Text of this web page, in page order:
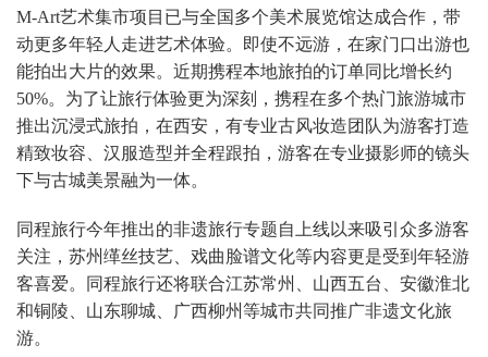
M-Art艺术集市项目已与全国多个美术展览馆达成合作，带
动更多年轻人走进艺术体验。即使不远游，在家门口出游也
能拍出大片的效果。近期携程本地旅拍的订单同比增长约
50%。为了让旅行体验更为深刻，携程在多个热门旅游城市
推出沉浸式旅拍，在西安，有专业古风妆造团队为游客打造
精致妆容、汉服造型并全程跟拍，游客在专业摄影师的镜头
下与古城美景融为一体。
同程旅行今年推出的非遗旅行专题自上线以来吸引众多游客
关注，苏州缂丝技艺、戏曲脸谱文化等内容更是受到年轻游
客喜爱。同程旅行还将联合江苏常州、山西五台、安徽淮北
和铜陵、山东聊城、广西柳州等城市共同推广非遗文化旅
游。